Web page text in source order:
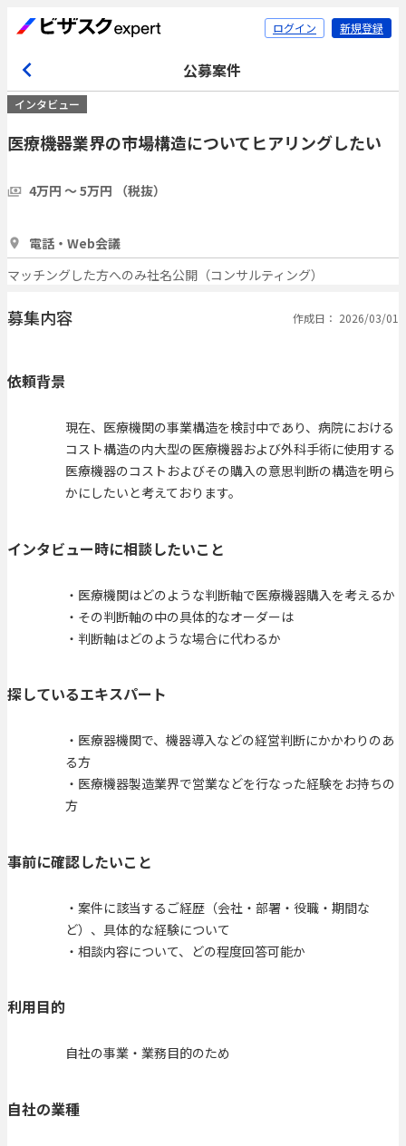
ログイン 新規登録
公募案件
インタビュー
医療機器業界の市場構造についてヒアリングしたい
4万円 〜 5万円 （税抜）
電話・Web会議
マッチングした方へのみ社名公開（コンサルティング）
募集内容 作成日： 2026/03/01
依頼背景
現在、医療機関の事業構造を検討中であり、病院における
コスト構造の内大型の医療機器および外科手術に使用する
医療機器のコストおよびその購入の意思判断の構造を明ら
かにしたいと考えております。
インタビュー時に相談したいこと
・医療機関はどのような判断軸で医療機器購入を考えるか
・その判断軸の中の具体的なオーダーは
・判断軸はどのような場合に代わるか
探しているエキスパート
・医療器機関で、機器導入などの経営判断にかかわりのあ
る方
・医療機器製造業界で営業などを行なった経験をお持ちの
方
事前に確認したいこと
・案件に該当するご経歴（会社・部署・役職・期間な
ど）、具体的な経験について
・相談内容について、どの程度回答可能か
利用目的
自社の事業・業務目的のため
自社の業種